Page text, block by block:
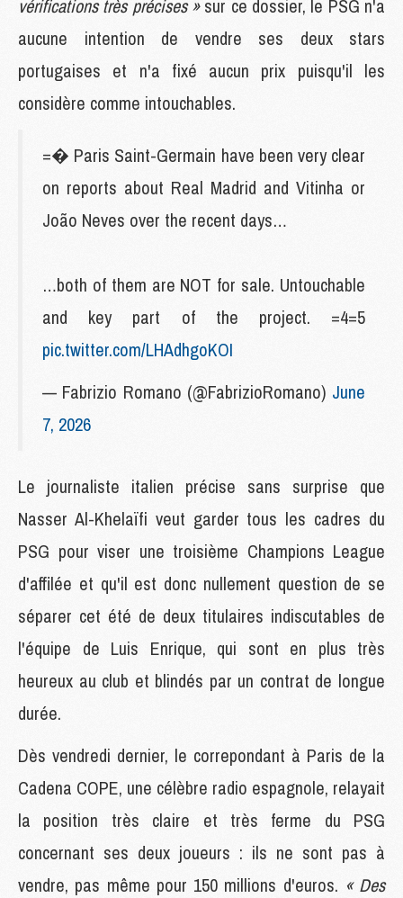
vérifications très précises »sur ce dossier, le PSG n'a
aucune intention de vendre ses deux stars
portugaises et n'a fixé aucun prix puisqu'il les
considère comme intouchables.
=� Paris Saint-Germain have been very clear
on reports about Real Madrid and Vitinha or
João Neves over the recent days…
…both of them are NOT for sale. Untouchable
and key part of the project. =4=5
pic.twitter.com/LHAdhgoKOI
— Fabrizio Romano (@FabrizioRomano) June
7, 2026
Le journaliste italien précise sans surprise que
Nasser Al-Khelaïfi veut garder tous les cadres du
PSG pour viser une troisième Champions League
d'affilée et qu'il est donc nullement question de se
séparer cet été de deux titulaires indiscutables de
l'équipe de Luis Enrique, qui sont en plus très
heureux au club et blindés par un contrat de longue
durée.
Dès vendredi dernier, le correpondant à Paris de la
Cadena COPE, une célèbre radio espagnole, relayait
la position très claire et très ferme du PSG
concernant ses deux joueurs : ils ne sont pas à
vendre, pas même pour 150 millions d'euros. « Des